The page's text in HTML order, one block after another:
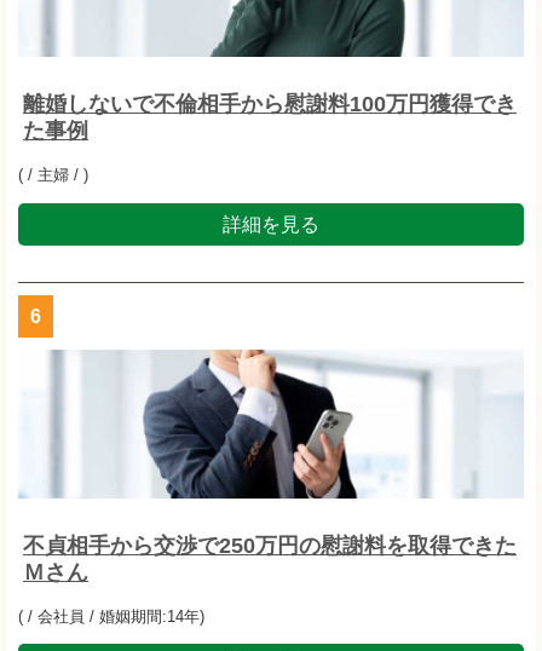
離婚しないで不倫相手から慰謝料100万円獲得でき
た事例
( / 主婦 / )
詳細を見る
6
不貞相手から交渉で250万円の慰謝料を取得できた
Ｍさん
( / 会社員 / 婚姻期間:14年)